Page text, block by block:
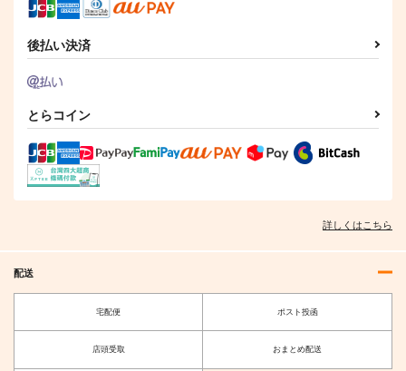
後払い決済
とらコイン
詳しくはこちら
配送
宅配便 ポスト投函
店頭受取 おまとめ配送